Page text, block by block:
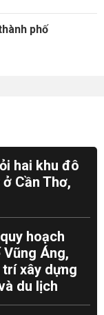
phố
hai khu đô
Cần Thơ,
hoạch
Vũng Áng,
xây dựng
du lịch